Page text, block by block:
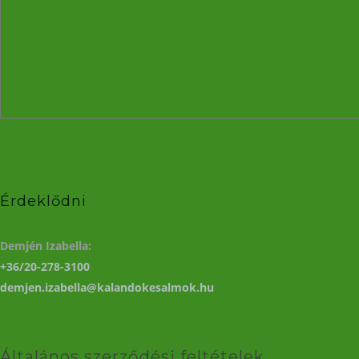
Érdeklődni
Demjén Izabella:
+36/20-278-3100
demjen.izabella@kalandokesalmok.hu